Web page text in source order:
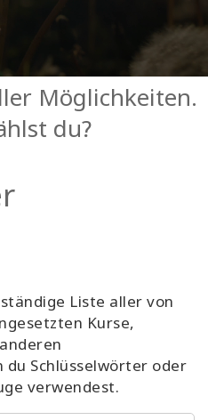
Möglichkeiten.
du?
Liste aller von
Kurse,
Schlüsselwörter oder
verwendest.